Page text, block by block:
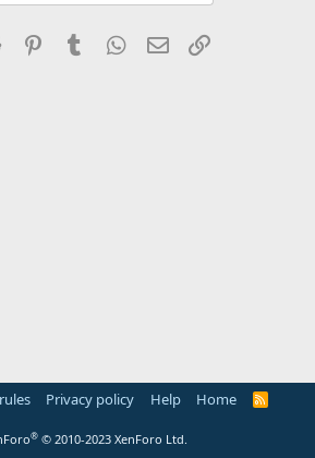
Reddit PinterestTumblr WhatsApp
Email
Privacy policy Help Home
R
® © 2010-2023 XenForo Ltd.